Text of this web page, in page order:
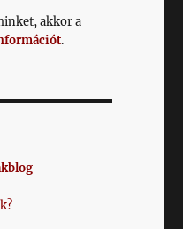
akkor a
.